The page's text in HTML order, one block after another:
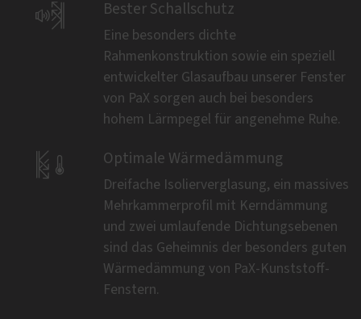
 Bester Schallschutz
Eine besonders dichte
Rahmenkonstruktion sowie ein speziell
entwickelter Glasaufbau unserer Fenster
von PaX sorgen auch bei besonders
hohem Lärmpegel für angenehme Ruhe.
 Optimale Wärmedämmung
Dreifache Isolierverglasung, ein massives
Mehrkammerprofil mit Kerndämmung
und zwei umlaufende Dichtungsebenen
sind das Geheimnis der besonders guten
Wärmedämmung von PaX-Kunststoff-
Fenstern.